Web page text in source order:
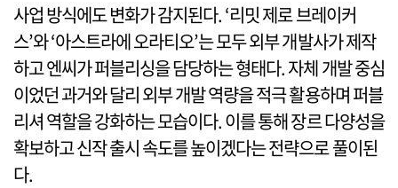
사업 방식에도 변화가 감지된다. ‘리밋 제로 브레이커
스’와 ‘아스트라에 오라티오’는 모두 외부 개발사가 제작
하고 엔씨가 퍼블리싱을 담당하는 형태다. 자체 개발 중심
이었던 과거와 달리 외부 개발 역량을 적극 활용하며 퍼블
리셔 역할을 강화하는 모습이다. 이를 통해 장르 다양성을
확보하고 신작 출시 속도를 높이겠다는 전략으로 풀이된
다.